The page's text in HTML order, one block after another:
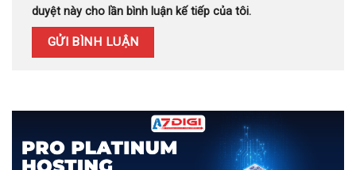
duyệt này cho lần bình luận kế tiếp của tôi.